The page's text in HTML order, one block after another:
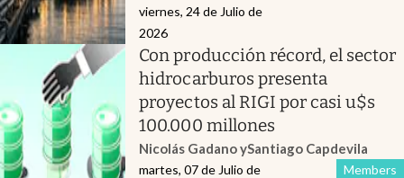
viernes, 24 de Julio de
2026
Con producción récord, el sector
hidrocarburos presenta
proyectos al RIGI por casi u$s
100.000 millones
Nicolás GadanoySantiago Capdevila
Members
martes, 07 de Julio de